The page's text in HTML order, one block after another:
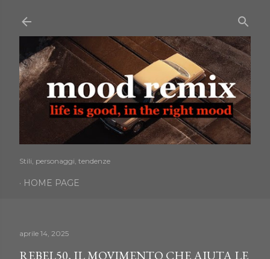
Stili, personaggi, tendenze
HOME PAGE
aprile 14, 2025
REBEL50, IL MOVIMENTO CHE AIUTA LE